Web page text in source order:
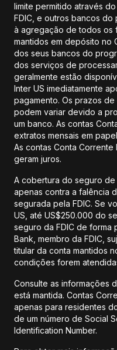
limite permitido através
FDIC, e outros bancos do
à agregação de todos os
mantidos em depósito no
dos seus bancos do
dos serviços de
geralmente estão
Inter US imediatamente
pagamento. Os prazos
podem variar devido a
um banco. As contas
extratos mensais em
As contas Conta Corrente
geram juros.
A cobertura do seguro
apenas contra a falência
segurada pela FDIC. Se
US, até US$250.000 do
seguro da FDIC de forma
Bank, membro da FDIC,
titular da conta mantidos
condições forem
Consulte as informações
está mantida. Contas
apenas para residentes
de um número de Social
Identification Number.